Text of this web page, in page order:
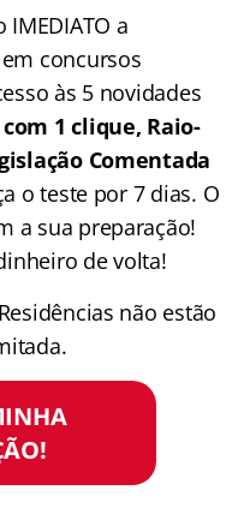
IMEDIATO a
concursos
às 5 novidades
1 clique, Raio-
Comentada
o teste por 7 dias. O
a sua preparação!
de volta!
não estão